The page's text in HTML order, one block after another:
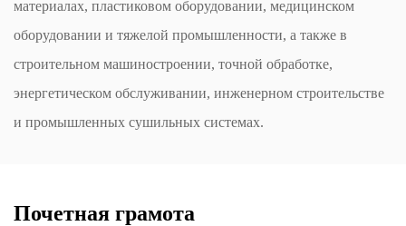
материалах, пластиковом оборудовании, медицинском
оборудовании и тяжелой промышленности, а также в
строительном машиностроении, точной обработке,
энергетическом обслуживании, инженерном строительстве
и промышленных сушильных системах.
Почетная грамота